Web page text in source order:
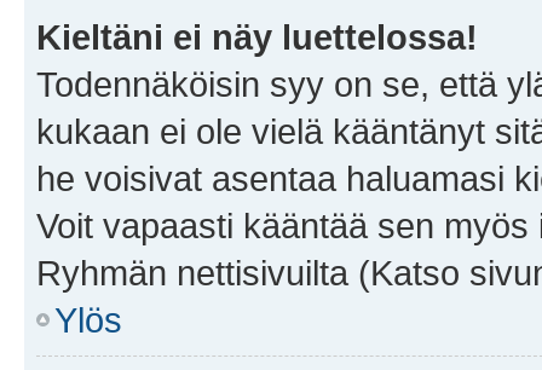
Kieltäni ei näy luettelossa!
Todennäköisin syy on se, että
kukaan ei ole vielä kääntänyt
he voisivat asentaa haluamasi
Voit vapaasti kääntää sen
Ryhmän nettisivuilta (Katso
Ylös